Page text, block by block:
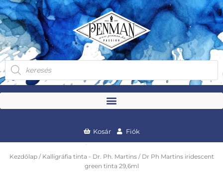
Skip
to
content
Products
search
Kosár Fiók
Kezdőlap/ Kalligráfia tinta - Dr. Ph. Martins/ Dr Ph Martins iridescent
green tinta 29,6ml